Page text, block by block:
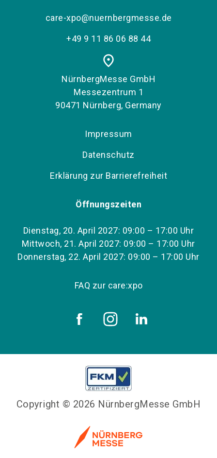
care-xpo@nuernbergmesse.de
+49 9 11 86 06 88 44
place
NürnbergMesse GmbH
Messezentrum 1
90471 Nürnberg, Germany
Impressum
Datenschutz
Erklärung zur Barrierefreiheit
Öffnungszeiten
Dienstag, 20. April 2027: 09:00 – 17:00 Uhr
Mittwoch, 21. April 2027: 09:00 – 17:00 Uhr
Donnerstag, 22. April 2027: 09:00 – 17:00 Uhr
FAQ zur care:xpo
Copyright © 2026 NürnbergMesse GmbH